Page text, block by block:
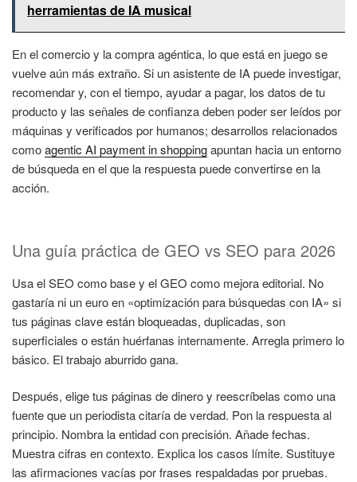
herramientas de IA musical
En el comercio y la compra agéntica, lo que está en juego se
vuelve aún más extraño. Si un asistente de IA puede investigar,
recomendar y, con el tiempo, ayudar a pagar, los datos de tu
producto y las señales de confianza deben poder ser leídos por
máquinas y verificados por humanos; desarrollos relacionados
comoagentic AI payment in shoppingapuntan hacia un entorno
de búsqueda en el que la respuesta puede convertirse en la
acción.
Una guía práctica de GEO vs SEO para 2026
Usa el SEO como base y el GEO como mejora editorial. No
gastaría ni un euro en «optimización para búsquedas con IA» si
tus páginas clave están bloqueadas, duplicadas, son
superficiales o están huérfanas internamente. Arregla primero lo
básico. El trabajo aburrido gana.
Después, elige tus páginas de dinero y reescríbelas como una
fuente que un periodista citaría de verdad. Pon la respuesta al
principio. Nombra la entidad con precisión. Añade fechas.
Muestra cifras en contexto. Explica los casos límite. Sustituye
las afirmaciones vacías por frases respaldadas por pruebas.